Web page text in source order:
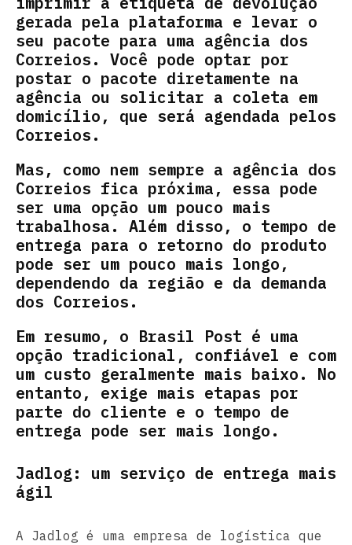
gerada pela plataforma e levar o
seu pacote para uma agência dos
Correios. Você pode optar por
postar o pacote diretamente na
agência ou solicitar a coleta em
domicílio, que será agendada pelos
Correios.
Mas, como nem sempre a agência dos
Correios fica próxima, essa pode
ser uma opção um pouco mais
trabalhosa. Além disso, o tempo de
entrega para o retorno do produto
pode ser um pouco mais longo,
dependendo da região e da demanda
dos Correios.
Em resumo, o Brasil Post é uma
opção tradicional, confiável e com
um custo geralmente mais baixo. No
entanto, exige mais etapas por
parte do cliente e o tempo de
entrega pode ser mais longo.
Jadlog: um serviço de entrega mais
ágil
A Jadlog é uma empresa de logística que